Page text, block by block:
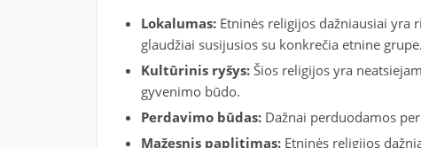
Lokalumas:Etninės religijos dažniausiai yra
glaudžiai susijusios su konkrečia etnine grupe.
Kultūrinis ryšys:Šios religijos yra
gyvenimo būdo.
Perdavimo būdas:Dažnai perduodamos
Mažesnis paplitimas:Etninės religijos